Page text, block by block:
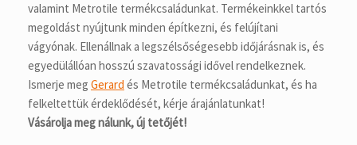
valamint Metrotile termékcsaládunkat. Termékeinkkel tartós
megoldást nyújtunk minden építkezni, és felújítani
vágyónak. Ellenállnak a legszélsőségesebb időjárásnak is, és
egyedülállóan hosszú szavatossági idővel rendelkeznek.
Ismerje meg Gerard és Metrotile termékcsaládunkat, és ha
felkeltettük érdeklődését, kérje árajánlatunkat!
Vásárolja meg nálunk, új tetőjét!